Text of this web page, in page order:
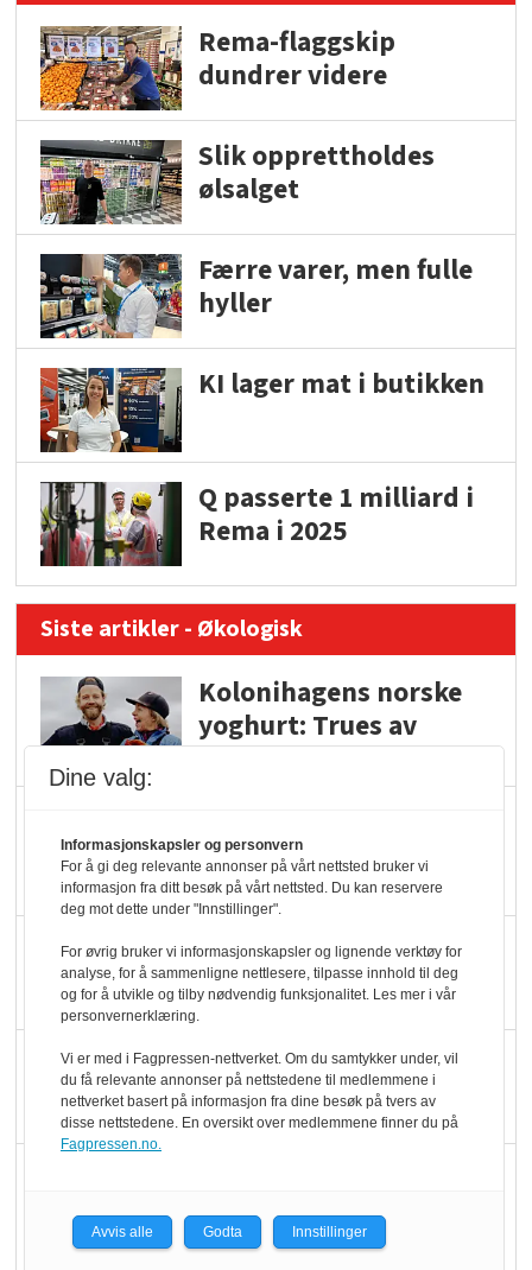
Rema-flaggskip
dundrer videre
Slik opprettholdes
ølsalget
Færre varer, men fulle
hyller
KI lager mat i butikken
Q passerte 1 milliard i
Rema i 2025
Siste artikler - Økologisk
Kolonihagens norske
yoghurt: Trues av
melkemangel
Økologisk Norge sin
hederspris
Blir enklere å velge
økologisk i butikkhylla
Kolonihagen sliter
med å få tak i nok melk
er klare! Er markedet
det?
Dine valg:
Informasjonskapsler og personvern
For å gi deg relevante annonser på vårt nettsted bruker vi
informasjon fra ditt besøk på vårt nettsted. Du kan reservere
deg mot dette under "Innstillinger".
For øvrig bruker vi informasjonskapsler og lignende verktøy for
analyse, for å sammenligne nettlesere, tilpasse innhold til deg
og for å utvikle og tilby nødvendig funksjonalitet. Les mer i vår
personvernerklæring.
Vi er med i Fagpressen-nettverket. Om du samtykker under, vil
du få relevante annonser på nettstedene til medlemmene i
nettverket basert på informasjon fra dine besøk på tvers av
disse nettstedene. En oversikt over medlemmene finner du på
Fagpressen.no.
Avvis alle Godta Innstillinger